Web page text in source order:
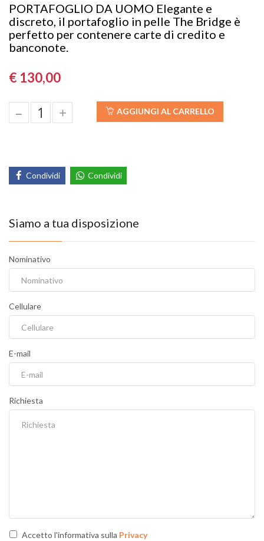
PORTAFOGLIO DA UOMO Elegante e
discreto, il portafoglio in pelle The Bridge è
perfetto per contenere carte di credito e
banconote.
€ 130,00
– + AGGIUNGI AL CARRELLO
Condividi Condividi
Siamo a tua disposizione
Nominativo
Cellulare
E-mail
Richiesta
Accetto l'informativa sulla Privacy